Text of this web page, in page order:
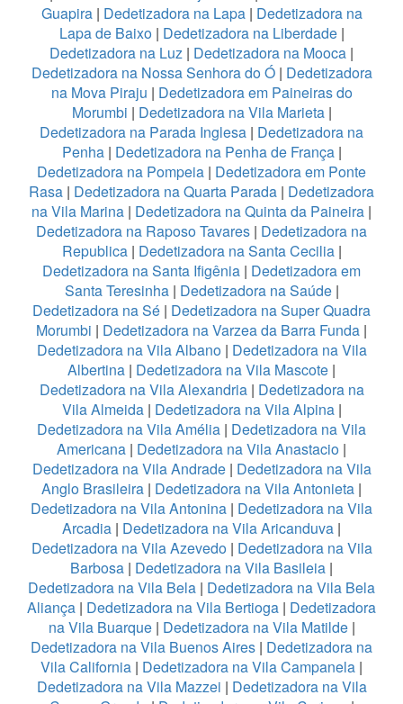
Guapira| Dedetizadora na Lapa| Dedetizadora na
Lapa de Baixo | Dedetizadora na Liberdade |
Dedetizadora na Luz | Dedetizadora na Mooca |
Dedetizadora na Nossa Senhora do Ó| Dedetizadora
na Mova Piraju | Dedetizadora em Paineiras do
Morumbi | Dedetizadora na Vila Marieta|
Dedetizadora na Parada Inglesa | Dedetizadora na
Penha| Dedetizadora na Penha de França |
Dedetizadora na Pompeia | Dedetizadora em Ponte
Rasa | Dedetizadora na Quarta Parada | Dedetizadora
na Vila Marina | Dedetizadora na Quinta da Paineira |
Dedetizadora na Raposo Tavares | Dedetizadora na
Republica| Dedetizadora na Santa Cecilia|
Dedetizadora na Santa Ifigênia | Dedetizadora em
Santa Teresinha| Dedetizadora na Saúde|
Dedetizadora na Sé | Dedetizadora na Super Quadra
Morumbi | Dedetizadora na Varzea da Barra Funda |
Dedetizadora na Vila Albano| Dedetizadora na Vila
Albertina | Dedetizadora na Vila Mascote |
Dedetizadora na Vila Alexandria| Dedetizadora na
Vila Almeida | Dedetizadora na Vila Alpina |
Dedetizadora na Vila Amélia | Dedetizadora na Vila
Americana | Dedetizadora na Vila Anastacio |
Dedetizadora na Vila Andrade| Dedetizadora na Vila
Anglo Brasileira | Dedetizadora na Vila Antonieta |
Dedetizadora na Vila Antonina | Dedetizadora na Vila
Arcadia | Dedetizadora na Vila Aricanduva |
Dedetizadora na Vila Azevedo| Dedetizadora na Vila
Barbosa | Dedetizadora na Vila Basileia |
Dedetizadora na Vila Bela | Dedetizadora na Vila Bela
Aliança | Dedetizadora na Vila Bertioga | Dedetizadora
na Vila Buarque| Dedetizadora na Vila Matilde|
Dedetizadora na Vila Buenos Aires | Dedetizadora na
Vila California | Dedetizadora na Vila Campanela |
Dedetizadora na Vila Mazzei | Dedetizadora na Vila